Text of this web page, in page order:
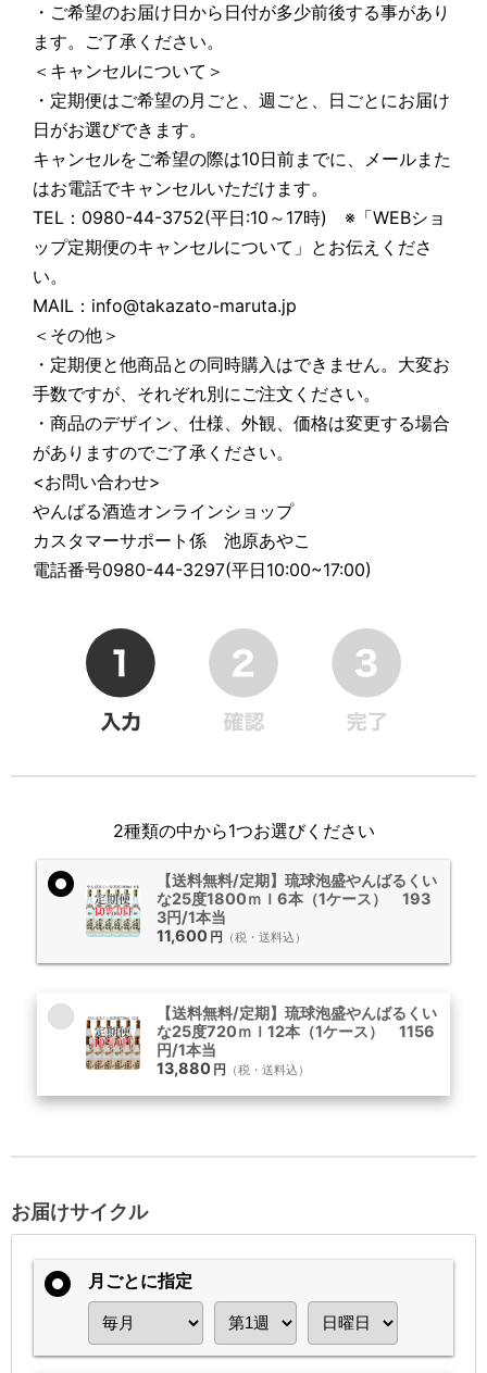
・ご希望のお届け日から日付が多少前後する事があり
ます。ご了承ください。
＜キャンセルについて＞
・定期便はご希望の月ごと、週ごと、日ごとにお届け
日がお選びできます。
キャンセルをご希望の際は10日前までに、メールまた
はお電話でキャンセルいただけます。
TEL：0980-44-3752(平日:10～17時) ※「WEBショ
ップ定期便のキャンセルについて」とお伝えくださ
い。
MAIL：info@takazato-maruta.jp
＜その他＞
・定期便と他商品との同時購入はできません。大変お
手数ですが、それぞれ別にご注文ください。
・商品のデザイン、仕様、外観、価格は変更する場合
がありますのでご了承ください。
<お問い合わせ>
やんばる酒造オンラインショップ
カスタマーサポート係 池原あやこ
電話番号0980-44-3297(平日10:00~17:00)